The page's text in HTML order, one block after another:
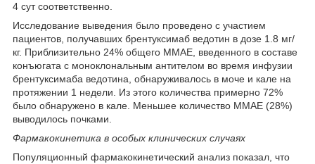
4 сут соответственно.
Исследование выведения было проведено с участием
пациентов, получавших брентуксимаб ведотин в дозе 1.8 мг/
кг. Приблизительно 24% общего ММАЕ, введенного в составе
конъюгата с моноклональным антителом во время инфузии
брентуксимаба ведотина, обнаруживалось в моче и кале на
протяжении 1 недели. Из этого количества примерно 72%
было обнаружено в кале. Меньшее количество ММАЕ (28%)
выводилось почками.
Фармакокинетика в особых клинических случаях
Популяционный фармакокинетический анализ показал, что